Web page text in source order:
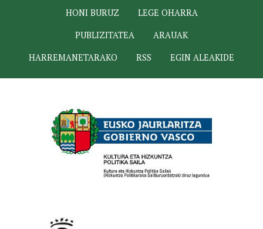
HONI BURUZ
LEGE OHARRA
PUBLIZITATEA
ARAUAK
HARREMANETARAKO
RSS EGIN ALEAKIDE